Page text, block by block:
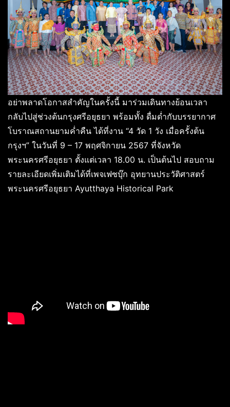
อย่าพลาดโอกาสสำคัญในครั้งนี้ มาร่วมเดินทางย้อนเวลา
กลับไปสู่ช่วงต้นกรุงศรีอยุธยา พร้อมทั้ง ดื่มด่ำกับบรรยากาศ
โบราณสถานยามค่ำคืน ได้ที่งาน “4 วัด 1 วัง เมื่อครั้งต้น
กรุงฯ” ในวันที่ 9 – 17 พฤศจิกายน 2567 ที่จังหวัด
พระนครศรีอยุธยา ตั้งแต่เวลา 18.00 น. เป็นต้นไป สอบถาม
รายละเอียดเพิ่มเติมได้ที่เพจเฟซบุ๊ก อุทยานประวัติศาสตร์
พระนครศรีอยุธยา Ayutthaya Historical Park